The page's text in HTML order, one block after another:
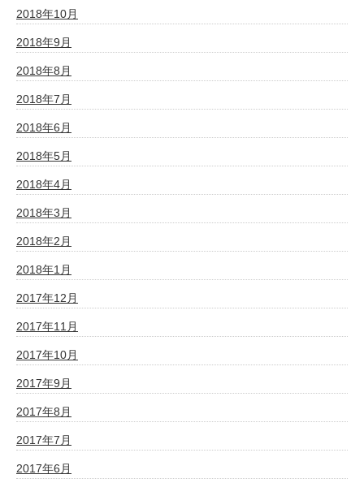
2018年10月
2018年9月
2018年8月
2018年7月
2018年6月
2018年5月
2018年4月
2018年3月
2018年2月
2018年1月
2017年12月
2017年11月
2017年10月
2017年9月
2017年8月
2017年7月
2017年6月